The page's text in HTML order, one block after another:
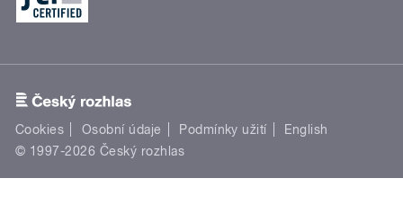
Cookies Osobní údaje Podmínky užití
English
© 1997-2026 Český rozhlas